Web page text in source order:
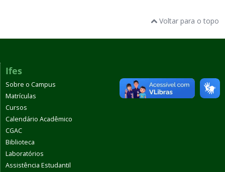
Voltar para o topo
Ifes
Sobre o Campus
Matrículas
Cursos
Calendário Acadêmico
CGAC
Biblioteca
Laboratórios
Assistência Estudantil